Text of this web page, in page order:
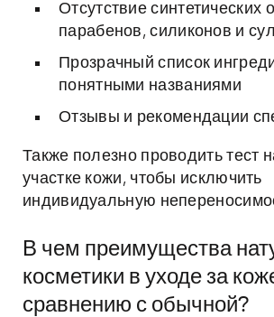
Отсутствие синтетических
парабенов, силиконов и
Прозрачный список
понятными названиями
Отзывы и рекомендации
Также полезно проводить тест
участке кожи, чтобы исключить
индивидуальную
В чем преимущества
косметики в уходе за
сравнению с обычной?